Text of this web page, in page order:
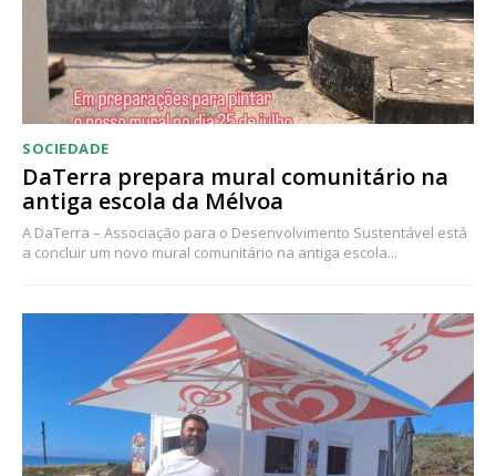
SOCIEDADE
DaTerra prepara mural comunitário na
antiga escola da Mélvoa
A DaTerra – Associação para o Desenvolvimento Sustentável está
a concluir um novo mural comunitário na antiga escola...